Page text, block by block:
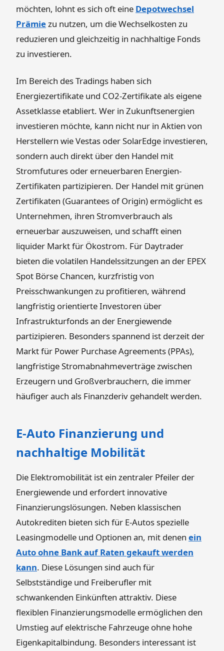
möchten, lohnt es sich oft eine Depotwechsel
Prämiezu nutzen, um die Wechselkosten zu
reduzieren und gleichzeitig in nachhaltige Fonds
zu investieren.
Im Bereich des Tradings haben sich
Energiezertifikate und CO2-Zertifikate als eigene
Assetklasse etabliert. Wer in Zukunftsenergien
investieren möchte, kann nicht nur in Aktien von
Herstellern wie Vestas oder SolarEdge investieren,
sondern auch direkt über den Handel mit
Stromfutures oder erneuerbaren Energien-
Zertifikaten partizipieren. Der Handel mit grünen
Zertifikaten (Guarantees of Origin) ermöglicht es
Unternehmen, ihren Stromverbrauch als
erneuerbar auszuweisen, und schafft einen
liquider Markt für Ökostrom. Für Daytrader
bieten die volatilen Handelssitzungen an der EPEX
Spot Börse Chancen, kurzfristig von
Preisschwankungen zu profitieren, während
langfristig orientierte Investoren über
Infrastrukturfonds an der Energiewende
partizipieren. Besonders spannend ist derzeit der
Markt für Power Purchase Agreements (PPAs),
langfristige Stromabnahmeverträge zwischen
Erzeugern und Großverbrauchern, die immer
häufiger auch als Finanzderiv gehandelt werden.
E-Auto Finanzierung und
nachhaltige Mobilität
Die Elektromobilität ist ein zentraler Pfeiler der
Energiewende und erfordert innovative
Finanzierungslösungen. Neben klassischen
Autokrediten bieten sich für E-Autos spezielle
Leasingmodelle und Optionen an, mit denen ein
Auto ohne Bank auf Raten gekauft werden
kann. Diese Lösungen sind auch für
Selbstständige und Freiberufler mit
schwankenden Einkünften attraktiv. Diese
flexiblen Finanzierungsmodelle ermöglichen den
Umstieg auf elektrische Fahrzeuge ohne hohe
Eigenkapitalbindung. Besonders interessant ist